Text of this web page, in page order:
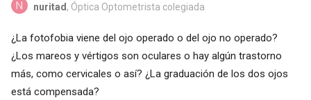
nuritad, Óptica Optometrista colegiada
¿La fotofobia viene del ojo operado o del ojo no operado?
¿Los mareos y vértigos son oculares o hay algún trastorno
más, como cervicales o así? ¿La graduación de los dos ojos
está compensada?